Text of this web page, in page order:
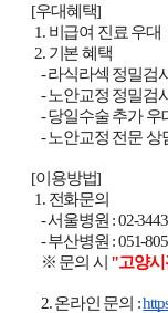
[우대혜택]
[이용방법]
   ※ 문의 시
"고양시
   2. 온라인 문의 :